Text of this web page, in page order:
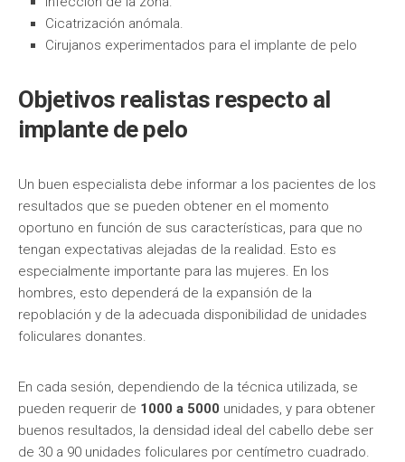
Cicatrización anómala.
Cirujanos experimentados para el implante de pelo
Objetivos realistas respecto al
implante de pelo
Un buen especialista debe informar a los pacientes de los
resultados que se pueden obtener en el momento
oportuno en función de sus características, para que no
tengan expectativas alejadas de la realidad. Esto es
especialmente importante para las mujeres. En los
hombres, esto dependerá de la expansión de la
repoblación y de la adecuada disponibilidad de unidades
foliculares donantes.
En cada sesión, dependiendo de la técnica utilizada, se
pueden requerir de 1000 a 5000 unidades, y para obtener
buenos resultados, la densidad ideal del cabello debe ser
de 30 a 90 unidades foliculares por centímetro cuadrado.